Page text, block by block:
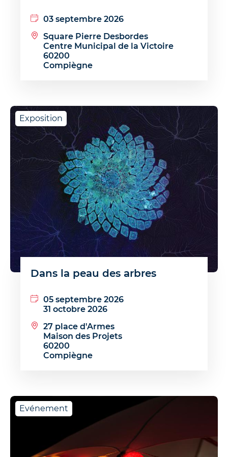
03 septembre 2026
Square Pierre Desbordes
Centre Municipal de la Victoire
60200
Compiègne
Exposition
Dans la peau des arbres
05 septembre 2026
31 octobre 2026
27 place d'Armes
Maison des Projets
60200
Compiègne
Evénement